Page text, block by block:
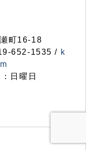
町16-18
652-1535 / k
日曜日